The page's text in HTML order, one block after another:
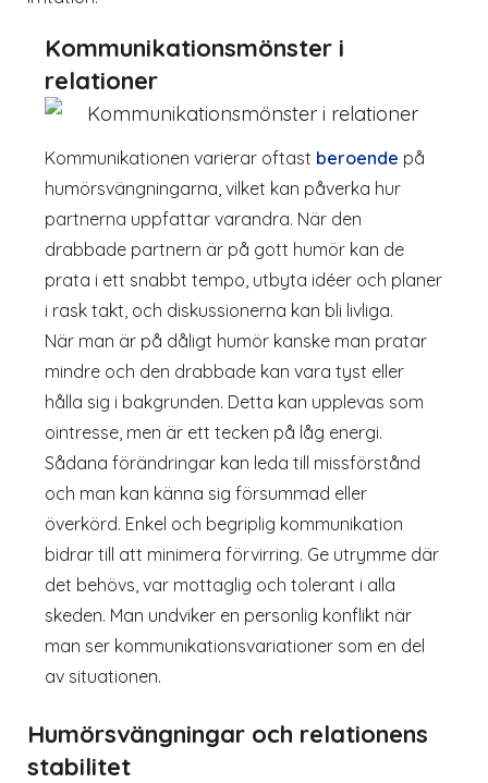
Kommunikationsmönster i
relationer
Kommunikationen varierar oftast beroende på
humörsvängningarna, vilket kan påverka hur
partnerna uppfattar varandra. När den
drabbade partnern är på gott humör kan de
prata i ett snabbt tempo, utbyta idéer och planer
i rask takt, och diskussionerna kan bli livliga.
När man är på dåligt humör kanske man pratar
mindre och den drabbade kan vara tyst eller
hålla sig i bakgrunden. Detta kan upplevas som
ointresse, men är ett tecken på låg energi.
Sådana förändringar kan leda till missförstånd
och man kan känna sig försummad eller
överkörd. Enkel och begriplig kommunikation
bidrar till att minimera förvirring. Ge utrymme där
det behövs, var mottaglig och tolerant i alla
skeden. Man undviker en personlig konflikt när
man ser kommunikationsvariationer som en del
av situationen.
Humörsvängningar och relationens
stabilitet